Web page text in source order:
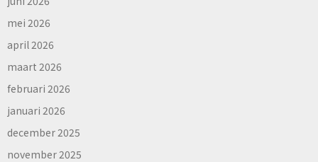
mei 2026
april 2026
maart 2026
februari 2026
januari 2026
december 2025
november 2025